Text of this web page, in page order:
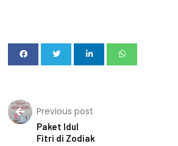
Previous post
Paket Idul
Fitri di Zodiak